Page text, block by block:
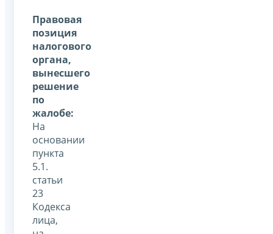
Правовая
позиция
налогового
органа,
вынесшего
решение
по
жалобе:
На
основании
пункта
5.1.
статьи
23
Кодекса
лица,